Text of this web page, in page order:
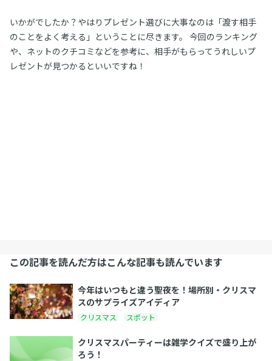
いかがでしたか？やはりプレゼント選びに大事なのは「渡す相手
のことをよく考える」ということに尽きます。 今回のランキング
や、ネットのクチコミなどを参考に、相手がもらってうれしいプ
レゼントが見つかるといいですね！
この記事を読んだ方はこんな記事も読んでいます
今年はいつもと違う聖夜を！場所別・クリスマ
スのサプライズアイディア
クリスマス スポット
クリスマスパーティーは雑学クイズで盛り上が
ろう！